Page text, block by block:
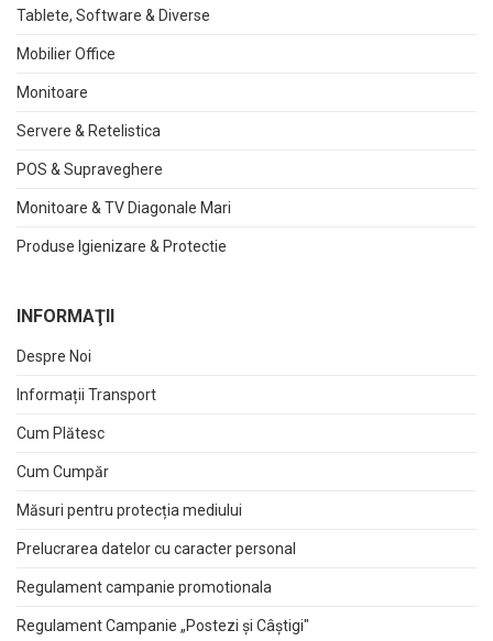
Tablete, Software & Diverse
Mobilier Office
Monitoare
Servere & Retelistica
POS & Supraveghere
Monitoare & TV Diagonale Mari
Produse Igienizare & Protectie
INFORMAŢII
Despre Noi
Informații Transport
Cum Plătesc
Cum Cumpăr
Măsuri pentru protecția mediului
Prelucrarea datelor cu caracter personal
Regulament campanie promotionala
Regulament Campanie „Postezi și Câștigi"